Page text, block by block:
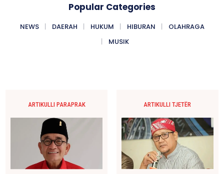
Popular Categories
NEWS DAERAH HUKUM HIBURAN
OLAHRAGA
MUSIK
ARTIKULLI PARAPRAK ARTIKULLI TJETËR